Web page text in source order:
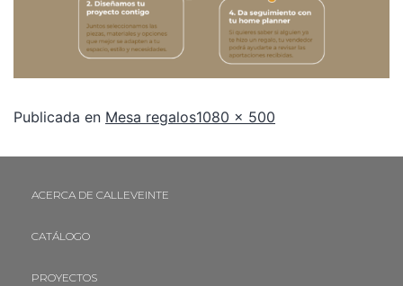
Publicada en Mesa regalos1080 × 500
ACERCA DE CALLEVEINTE
CATÁLOGO
PROYECTOS